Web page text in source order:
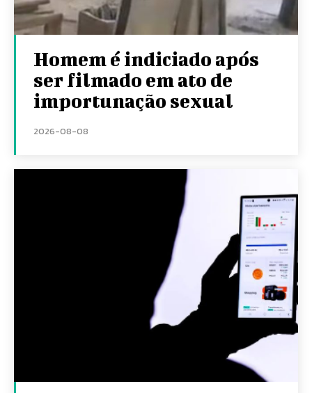
Homem é indiciado após
ser filmado em ato de
importunação sexual
2026-08-08